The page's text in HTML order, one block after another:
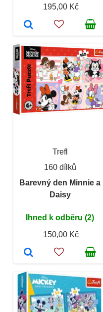
195,00 Kč
Trefl
160 dílků
Barevný den Minnie a
Daisy
Ihned k odběru (2)
150,00 Kč